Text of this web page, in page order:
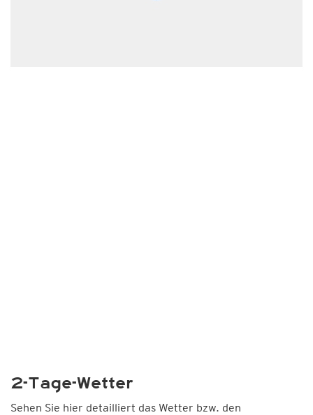
2-Tage-Wetter
Sehen Sie hier detailliert das Wetter bzw. den